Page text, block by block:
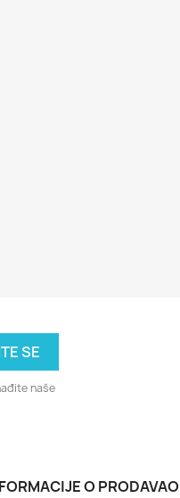
naše
O